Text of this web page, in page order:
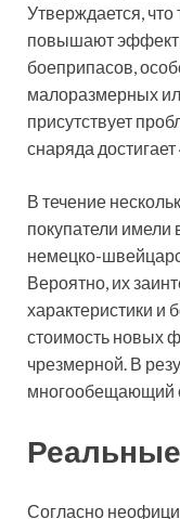
Утверждается,
повышают
боеприпасов,
малоразмерных
присутствует
снаряда
В течение
покупатели имели
немецко-
Вероятно, их
характеристики и
стоимость новых
чрезмерной. В
многообещающий
Согласно